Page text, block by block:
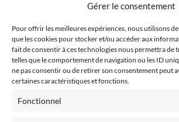
Gérer le consentement
Pour offrir les meilleures expériences, nous utilisons
que les cookies pour stocker et/ou accéder aux
fait de consentir à ces technologies nous permettra de
telles que le comportement de navigation ou les ID
ne pas consentir ou de retirer son consentement peut
certaines caractéristiques et fonctions.
Fonctionnel
dans notre pays et dans nos familles
pratique religieuse.
Fédération Pro Europa Christiana